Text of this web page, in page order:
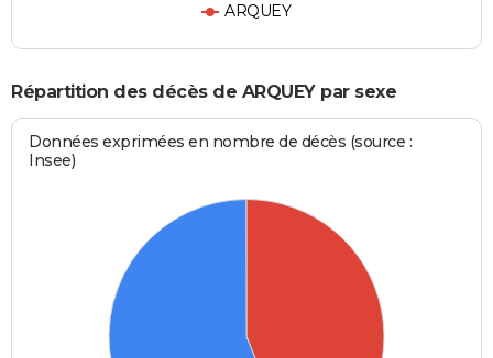
ARQUEY
Répartition des décès de ARQUEY par sexe
Données exprimées en nombre de décès (source :
Insee)